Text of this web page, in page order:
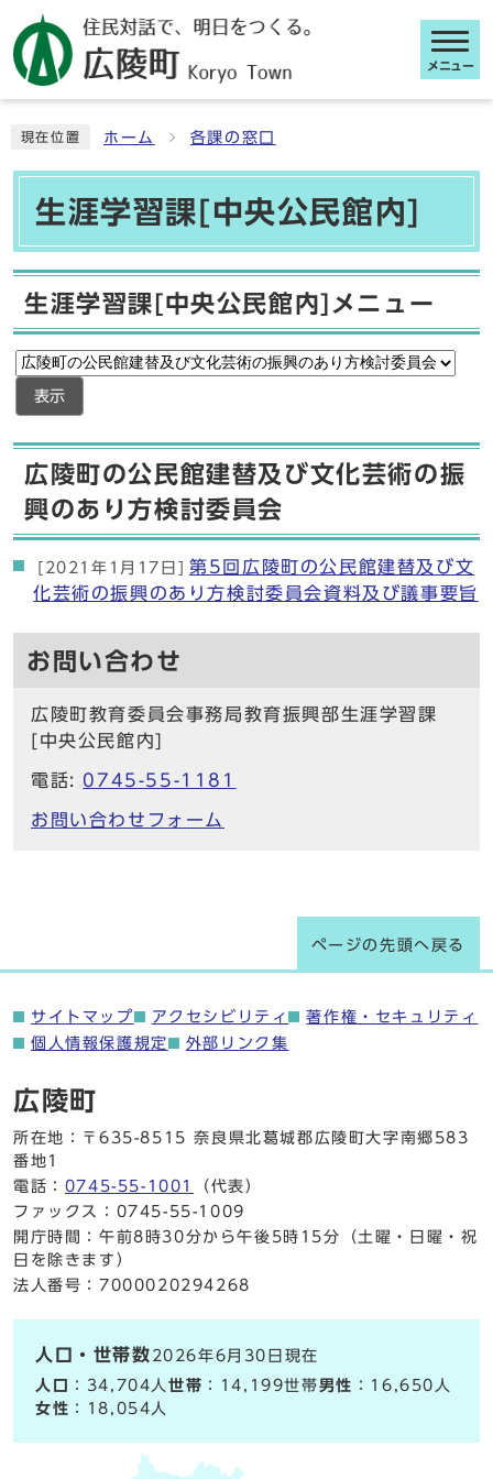
メニュー
現在位置 ホーム 各課の窓口
生涯学習課[中央公民館内]
生涯学習課[中央公民館内]メニュー
表示
広陵町の公民館建替及び文化芸術の振
興のあり方検討委員会
[2021年1月17日] 第5回広陵町の公民館建替及び文
化芸術の振興のあり方検討委員会資料及び議事要旨
お問い合わせ
広陵町教育委員会事務局教育振興部生涯学習課
[中央公民館内]
電話: 0745-55-1181
お問い合わせフォーム
ページの先頭へ戻る
サイトマップ アクセシビリティ
著作権・セキュリティ
個人情報保護規定
外部リンク集
広陵町
所在地：〒635-8515 奈良県北葛城郡広陵町大字南郷583
番地1
電話： 0745-55-1001
（代表）
ファックス：0745-55-1009
開庁時間：午前8時30分から午後5時15分（土曜・日曜・祝
日を除きます）
法人番号：7000020294268
人口・世帯数 2026年6月30日現在
人口
：34,704人世帯 ：14,199世帯男性 ：16,650人
女性 ：18,054人